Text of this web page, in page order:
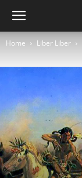
Home Liber Liber